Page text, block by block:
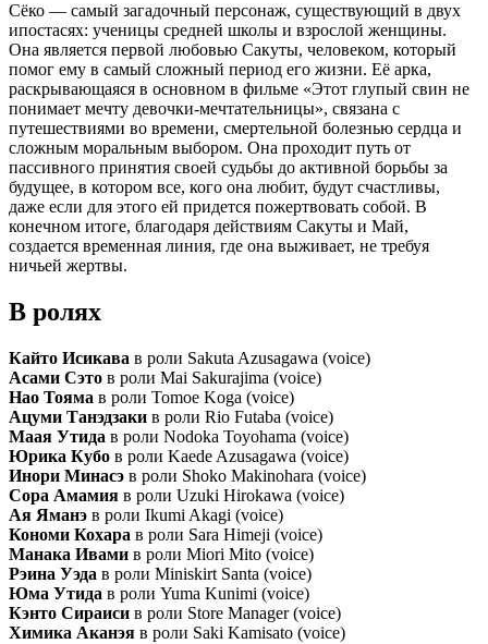
Сёко — самый загадочный персонаж, существующий в двух
ипостасях: ученицы средней школы и взрослой женщины.
Она является первой любовью Сакуты, человеком, который
помог ему в самый сложный период его жизни. Её арка,
раскрывающаяся в основном в фильме «Этот глупый свин не
понимает мечту девочки-мечтательницы», связана с
путешествиями во времени, смертельной болезнью сердца и
сложным моральным выбором. Она проходит путь от
пассивного принятия своей судьбы до активной борьбы за
будущее, в котором все, кого она любит, будут счастливы,
даже если для этого ей придется пожертвовать собой. В
конечном итоге, благодаря действиям Сакуты и Май,
создается временная линия, где она выживает, не требуя
ничьей жертвы.
В ролях
Кайто Исикава в роли Sakuta Azusagawa (voice)
Асами Сэто в роли Mai Sakurajima (voice)
Нао Тояма в роли Tomoe Koga (voice)
Ацуми Танэдзаки в роли Rio Futaba (voice)
Маая Утида в роли Nodoka Toyohama (voice)
Юрика Кубо в роли Kaede Azusagawa (voice)
Инори Минасэ в роли Shoko Makinohara (voice)
Сора Амамия в роли Uzuki Hirokawa (voice)
Ая Яманэ в роли Ikumi Akagi (voice)
Кономи Кохара в роли Sara Himeji (voice)
Манака Ивами в роли Miori Mito (voice)
Рэина Уэда в роли Miniskirt Santa (voice)
Юма Утида в роли Yuma Kunimi (voice)
Кэнто Сираиси в роли Store Manager (voice)
Химика Аканэя в роли Saki Kamisato (voice)